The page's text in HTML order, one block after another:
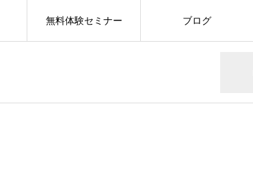
無料体験セミナー ブログ